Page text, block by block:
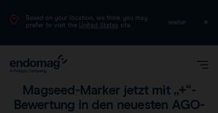
Based on your location, we think you may
prefer to visit the United States site. weiter
DE
Magseed-Marker jetzt mit „+“-
Bewertung in den neuesten AGO-